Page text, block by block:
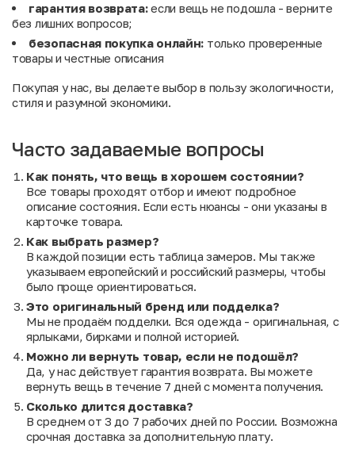
гарантия возврата:если вещь не подошла - верните
без лишних вопросов;
безопасная покупка онлайн: только проверенные
товары и честные описания
Покупая у нас, вы делаете выбор в пользу экологичности,
стиля и разумной экономики.
Часто задаваемые вопросы
Как понять, что вещь в хорошем состоянии?
Все товары проходят отбор и имеют подробное
описание состояния. Если есть нюансы - они указаны в
карточке товара.
Как выбрать размер?
В каждой позиции есть таблица замеров. Мы также
указываем европейский и российский размеры, чтобы
было проще ориентироваться.
Это оригинальный бренд или подделка?
Мы не продаём подделки. Вся одежда - оригинальная, с
ярлыками, бирками и полной историей.
Можно ли вернуть товар, если не подошёл?
Да, у нас действует гарантия возврата. Вы можете
вернуть вещь в течение 7 дней с момента получения.
Сколько длится доставка?
В среднем от 3 до 7 рабочих дней по России. Возможна
срочная доставка за дополнительную плату.